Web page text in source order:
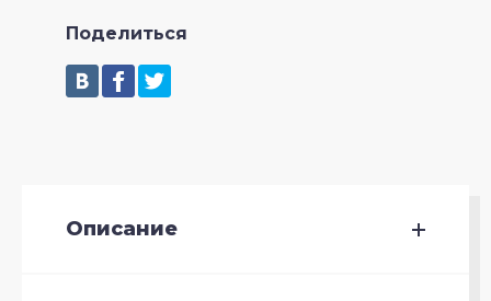
Поделиться
Описание